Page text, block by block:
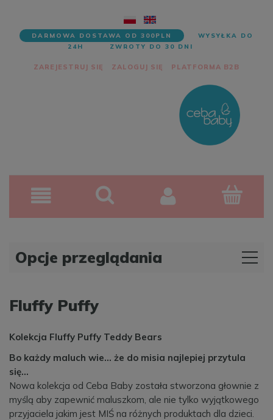
DARMOWA DOSTAWA OD 300PLN
WYSYŁKA DO
24H
ZWROTY DO 30 DNI
ZAREJESTRUJ SIĘ ZALOGUJ SIĘ PLATFORMA B2B
Opcje przeglądania
Fluffy Puffy
Kolekcja Fluffy Puffy Teddy Bears
Bo każdy maluch wie... że do misia najlepiej przytula
się…
Nowa kolekcja od Ceba Baby została stworzona głownie z
myślą aby zapewnić maluszkom, ale nie tylko wyjątkowego
przyjaciela jakim jest MIŚ na różnych produktach dla dzieci.